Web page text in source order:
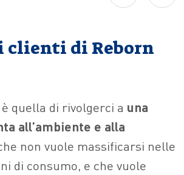
clienti di Reborn
quella di rivolgerci a una
all’ambiente e alla
non vuole massificarsi nelle
di consumo, e che vuole